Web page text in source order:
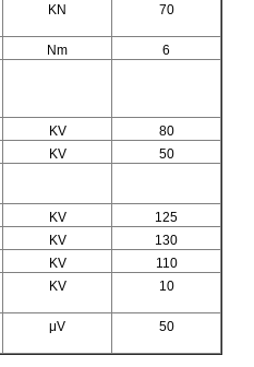
KN 70
Nm
6
KV
80
KV
50
KV
125
KV
130
KV
110
KV 10
μV 50